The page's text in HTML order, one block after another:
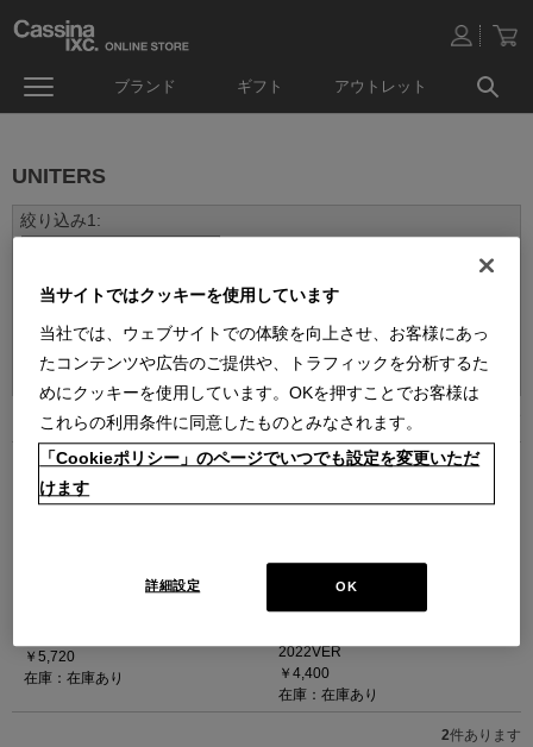
ブランド ギフト アウトレット
UNITERS
並べ替え：
Leather care kit - レザーケアキット
トリプルフリー2024
￥5,720
在庫：在庫あり
Textile Care Kit - テキスタイル ケア
2022VER
￥4,400
在庫：在庫あり
2件あります
当サイトではクッキーを使用しています
当社では、ウェブサイトでの体験を向上させ、お客様にあっ
たコンテンツや広告のご提供や、トラフィックを分析するた
めにクッキーを使用しています。OKを押すことでお客様は
これらの利用条件に同意したものとみなされます。
「Cookieポリシー」のページでいつでも設定を変更いただ
けます
OK
詳細設定